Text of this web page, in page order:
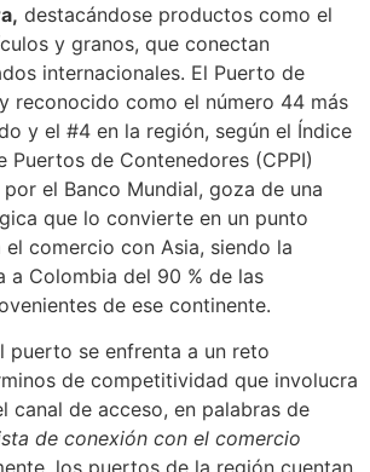
destacándose productos como el
y granos, que conectan
internacionales. El Puerto de
reconocido como el número 44 más
y el #4 en la región, según el Índice
Puertos de Contenedores (CPPI)
el Banco Mundial, goza de una
que lo convierte en un punto
comercio con Asia, siendo la
a Colombia del 90 % de las
de ese continente.
puerto se enfrenta a un reto
de competitividad que involucra
canal de acceso, en palabras de
de conexión con el comercio